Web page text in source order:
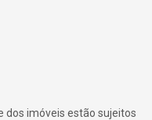
dos imóveis estão sujeitos